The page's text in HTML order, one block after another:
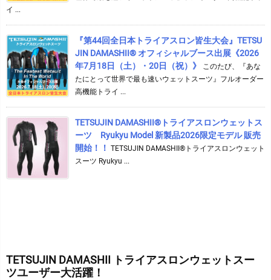
イ ...
『第44回全日本トライアスロン皆生大会』TETSU
JIN DAMASHII® オフィシャルブース出展《2026
年7月18日（土）・20日（祝）》
このたび、『あな
たにとって世界で最も速いウェットスーツ』フルオーダー
高機能トライ ...
TETSUJIN DAMASHII®︎トライアスロンウェットス
ーツ Ryukyu Model 新製品2026限定モデル 販売
開始！！ TETSUJIN DAMASHII®︎トライアスロンウェット
スーツ Ryukyu ...
TETSUJIN DAMASHII トライアスロンウェットスー
ツユーザー大活躍！